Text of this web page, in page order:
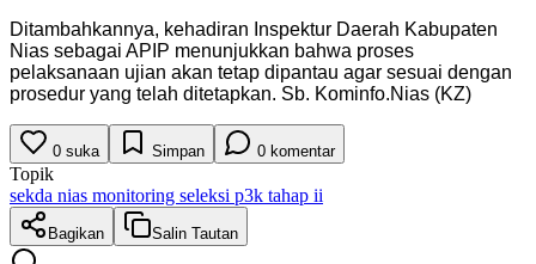
Ditambahkannya, kehadiran Inspektur Daerah Kabupaten
Nias sebagai APIP menunjukkan bahwa proses
pelaksanaan ujian akan tetap dipantau agar sesuai dengan
prosedur yang telah ditetapkan. Sb. Kominfo.Nias (KZ)
0 suka Simpan 0 komentar
Topik
sekda nias monitoring seleksi p3k tahap ii
Bagikan Salin Tautan